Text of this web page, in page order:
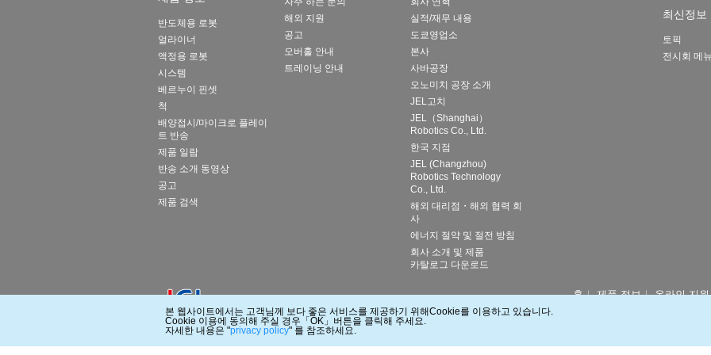
반도체용 로봇
얼라이너
액정용 로봇
시스템
베르누이 핀셋
척
배양접시/마이크로 플레이
트 반송
제품 일람
반송 소개 동영상
공고
제품 검색
해외 지원
공고
오버홀 안내
트레이닝 안내
실적/재무 내용
도쿄영업소
본사
사바공장
오노미치 공장 소개
JEL고치
JEL（Shanghai）
Robotics Co., Ltd.
한국 지점
JEL (Changzhou)
Robotics Technology
Co., Ltd.
해외 대리점・해외 협력 회
사
에너지 절약 및 절전 방침
회사 소개 및 제품
카탈로그 다운로드
최신정보
토픽
전시회 메뉴
홈｜제품 정보｜온라인 지원
본 웹사이트에서는 고객님께 보다 좋은 서비스를 제공하기 위해Cookie를 이용하고 있습니다.
Cookie 이용에 동의해 주실 경우「OK」버튼을 클릭해 주세요.
자세한 내용은 "privacy policy" 를 참조하세요.